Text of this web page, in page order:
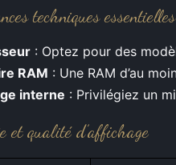
techniques essentielles
: Optez pour des
RAM : Une RAM d’au
interne : Privilégiez un
et qualité d’affichage